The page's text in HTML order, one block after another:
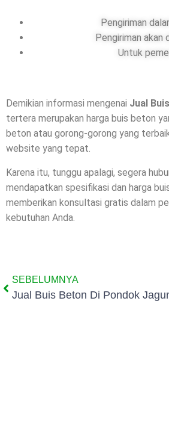
Pengiriman
Pengiriman akan
Untuk
Demikian informasi mengenai Jual
tertera merupakan harga buis beton
beton atau gorong-gorong yang
website yang tepat.
Karena itu, tunggu apalagi, segera
mendapatkan spesifikasi dan harga
memberikan konsultasi gratis dalam
kebutuhan Anda.
SEBELUMNYA
Jual Buis Beton Di Pondok